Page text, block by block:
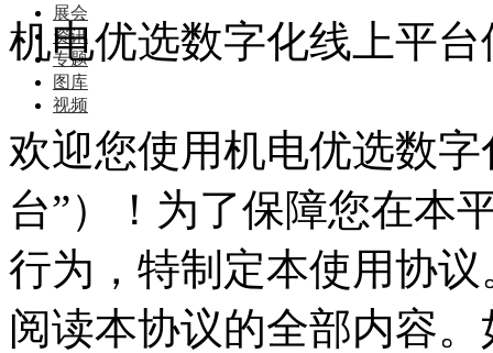
展会
资讯
专题
图库
视频
机电优选数字化线上平
欢迎您使用机电优选数
台”）！为了保障您在本
行为，特制定本使用协
阅读本协议的全部内容